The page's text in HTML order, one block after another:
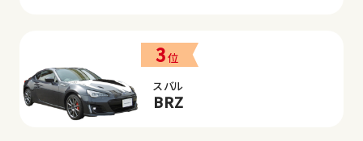
3位
スバル
BRZ